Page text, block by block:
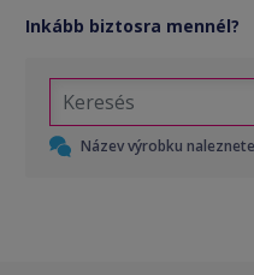
Inkább biztosra mennél?
Název výrobku